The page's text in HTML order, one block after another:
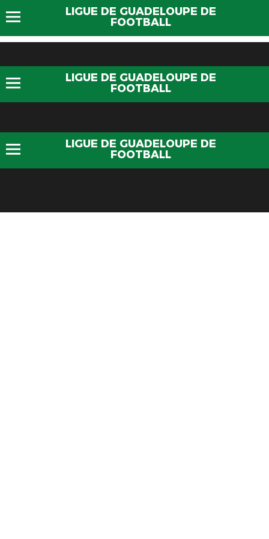
LIGUE DE GUADELOUPE DE
FOOTBALL